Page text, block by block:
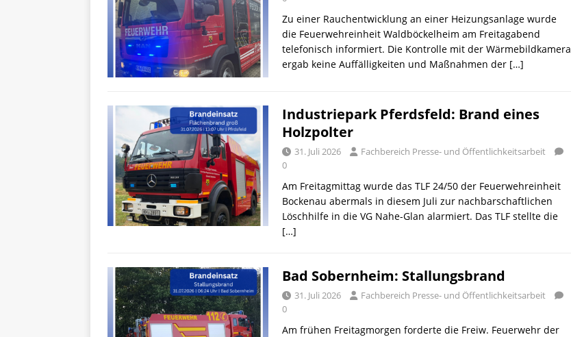
Zu einer Rauchentwicklung an einer Heizungsanlage wurde
die Feuerwehreinheit Waldböckelheim am Freitagabend
telefonisch informiert. Die Kontrolle mit der Wärmebildkamera
ergab keine Auffälligkeiten und Maßnahmen der […]
Industriepark Pferdsfeld: Brand eines
Holzpolter
31. Juli 2026
Fachbereich Presse- und Öffentlichkeitsarbeit
0
Am Freitagmittag wurde das TLF 24/50 der Feuerwehreinheit
Bockenau abermals in diesem Juli zur nachbarschaftlichen
Löschhilfe in die VG Nahe-Glan alarmiert. Das TLF stellte die
[…]
Bad Sobernheim: Stallungsbrand
31. Juli 2026
Fachbereich Presse- und Öffentlichkeitsarbeit
0
Am frühen Freitagmorgen forderte die Freiw. Feuerwehr der